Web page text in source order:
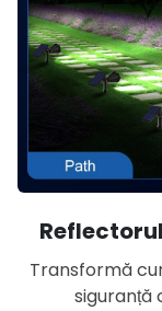
Transformă
siguranță